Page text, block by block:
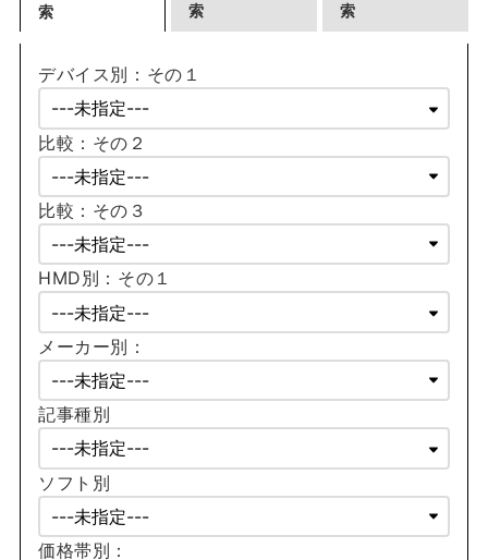
索
索
索
デバイス別：その１
比較：その２
比較：その３
HMD別：その１
メーカー別：
記事種別
ソフト別
価格帯別：